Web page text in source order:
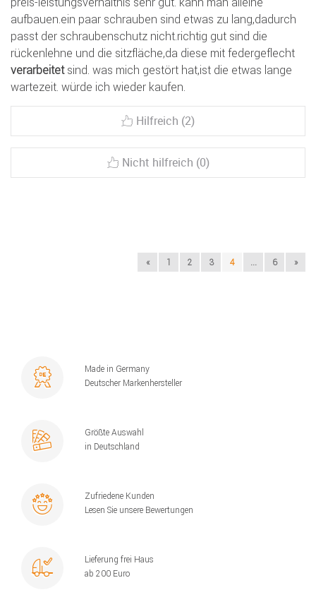
aufbauen.ein paar schrauben sind etwas zu lang,dadurch
passt der schraubenschutz nicht.richtig gut sind die
rückenlehne und die sitzfläche,da diese mit federgeflecht
verarbeitetsind. was mich gestört hat,ist die etwas lange
wartezeit. würde ich wieder kaufen.
Hilfreich (2)
Nicht hilfreich (0)
« 1 2 3 4 ... 6 »
Made in Germany
Deutscher Markenhersteller
Größte Auswahl
in Deutschland
Zufriedene Kunden
Lesen Sie unsere Bewertungen
Lieferung frei Haus
ab 200 Euro